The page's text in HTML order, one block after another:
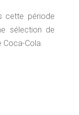
cette période
sélection de
Coca-Cola.